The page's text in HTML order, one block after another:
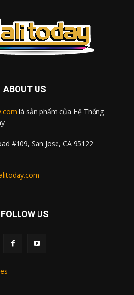
ABOUT US
là sản phẩm của Hệ Thống
#109, San Jose, CA 95122
FOLLOW US